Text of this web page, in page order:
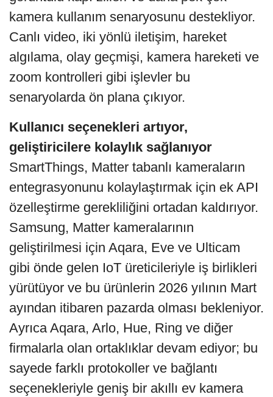
kamera kullanım senaryosunu destekliyor.
Canlı video, iki yönlü iletişim, hareket
algılama, olay geçmişi, kamera hareketi ve
zoom kontrolleri gibi işlevler bu
senaryolarda ön plana çıkıyor.
Kullanıcı seçenekleri artıyor,
geliştiricilere kolaylık sağlanıyor
SmartThings, Matter tabanlı kameraların
entegrasyonunu kolaylaştırmak için ek API
özelleştirme gerekliliğini ortadan kaldırıyor.
Samsung, Matter kameralarının
geliştirilmesi için Aqara, Eve ve Ulticam
gibi önde gelen IoT üreticileriyle iş birlikleri
yürütüyor ve bu ürünlerin 2026 yılının Mart
ayından itibaren pazarda olması bekleniyor.
Ayrıca Aqara, Arlo, Hue, Ring ve diğer
firmalarla olan ortaklıklar devam ediyor; bu
sayede farklı protokoller ve bağlantı
seçenekleriyle geniş bir akıllı ev kamera